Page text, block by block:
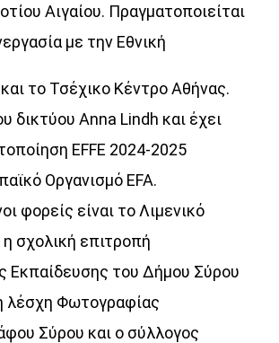
Αιγαίου. Πραγματοποιείται
με την Εθνική
το Τσέχικο Κέντρο Αθήνας.
δικτύου Anna Lindh και έχει
EFFE 2024-2025
Οργανισμό EFA.
φορείς είναι το Λιμενικό
σχολική επιτροπή
Εκπαίδευσης του Δήμου Σύρου
λέσχη Φωτογραφίας
Σύρου και ο σύλλογος